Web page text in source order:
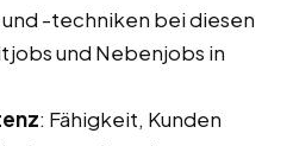
-techniken bei diesen
und Nebenjobs in
: Fähigkeit, Kunden